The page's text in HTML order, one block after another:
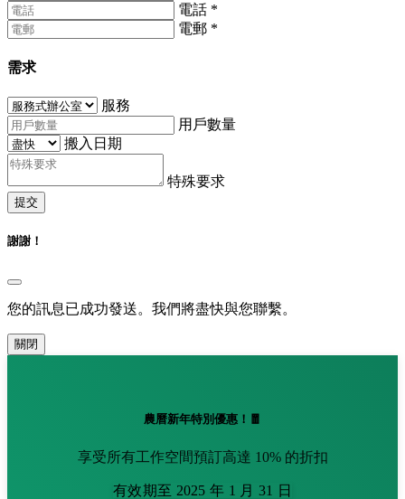
電話 *
電郵 *
需求
服務
用戶數量
搬入日期
特殊要求
提交
謝謝！
您的訊息已成功發送。我們將盡快與您聯繫。
關閉
農曆新年特別優惠！🧧
享受所有工作空間預訂高達 10% 的折扣
有效期至 2025 年 1 月 31 日